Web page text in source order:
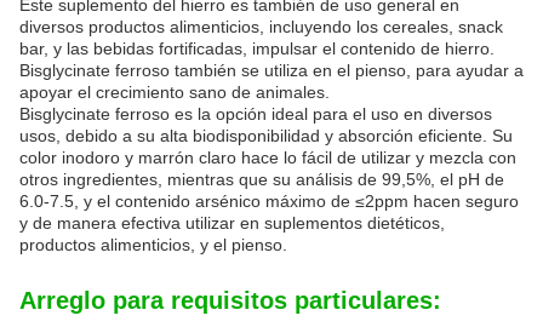
Este suplemento del hierro es también de uso general en
diversos productos alimenticios, incluyendo los cereales, snack
bar, y las bebidas fortificadas, impulsar el contenido de hierro.
Bisglycinate ferroso también se utiliza en el pienso, para ayudar a
apoyar el crecimiento sano de animales.
Bisglycinate ferroso es la opción ideal para el uso en diversos
usos, debido a su alta biodisponibilidad y absorción eficiente. Su
color inodoro y marrón claro hace lo fácil de utilizar y mezcla con
otros ingredientes, mientras que su análisis de 99,5%, el pH de
6.0-7.5, y el contenido arsénico máximo de ≤2ppm hacen seguro
y de manera efectiva utilizar en suplementos dietéticos,
productos alimenticios, y el pienso.
Arreglo para requisitos particulares: